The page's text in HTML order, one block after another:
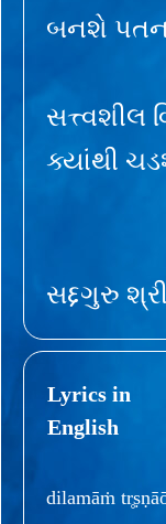
બનશે
સત્ત્વશીલ
ક્યાંથી
સદ્દગુરુ
Lyrics in
English
dilamāṁ